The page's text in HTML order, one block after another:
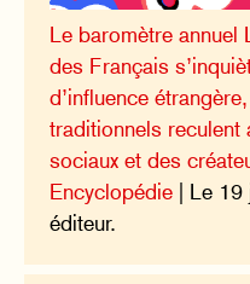
Le baromètre annuel
des Français
d’influence
traditionnels reculent
sociaux et des
Encyclopédie | Le
éditeur.